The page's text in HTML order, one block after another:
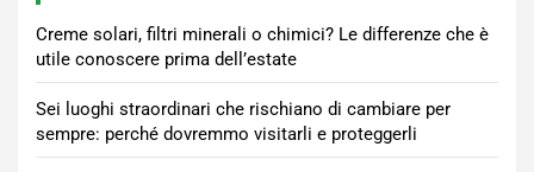
Creme solari, filtri minerali o chimici? Le differenze che è
utile conoscere prima dell’estate
Sei luoghi straordinari che rischiano di cambiare per
sempre: perché dovremmo visitarli e proteggerli